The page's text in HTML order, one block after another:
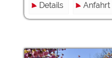
Details Anfahrt